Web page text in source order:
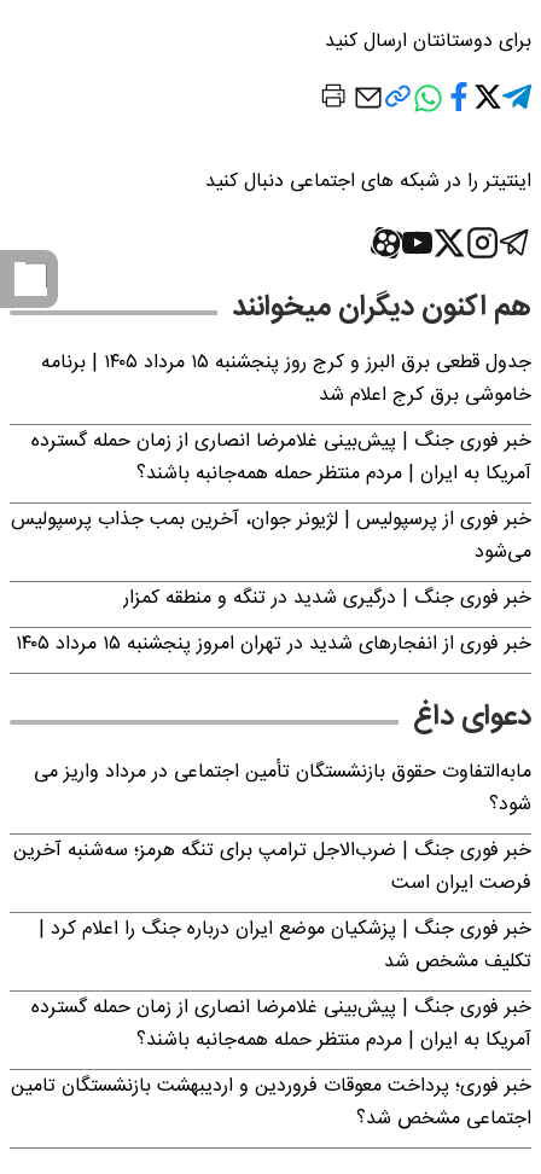
برای دوستانتان ارسال کنید
اینتیتر را در شبکه های اجتماعی دنبال کنید
هم اکنون دیگران میخوانند
جدول قطعی برق البرز و کرج روز پنجشنبه ۱۵ مرداد ۱۴۰۵ | برنامه
خاموشی برق کرج اعلام شد
خبر فوری جنگ | پیش‌بینی غلامرضا انصاری از زمان حمله گسترده
آمریکا به ایران | مردم منتظر حمله همه‌جانبه باشند؟
خبر فوری از پرسپولیس | لژیونر جوان، آخرین بمب جذاب پرسپولیس
می‌شود
خبر فوری جنگ | درگیری شدید در تنگه و منطقه کمزار
خبر فوری از انفجارهای شدید در تهران امروز پنجشنبه ۱۵ مرداد ۱۴۰۵
دعوای داغ
مابه‌التفاوت حقوق بازنشستگان تأمین اجتماعی در مرداد واریز می
شود؟
خبر فوری جنگ | ضرب‌الاجل ترامپ برای تنگه هرمز؛ سه‌شنبه آخرین
فرصت ایران است
خبر فوری جنگ | پزشکیان موضع ایران درباره جنگ را اعلام کرد |
تکلیف مشخص شد
خبر فوری جنگ | پیش‌بینی غلامرضا انصاری از زمان حمله گسترده
آمریکا به ایران | مردم منتظر حمله همه‌جانبه باشند؟
خبر فوری؛ پرداخت معوقات فروردین و اردیبهشت بازنشستگان تامین
اجتماعی مشخص شد؟